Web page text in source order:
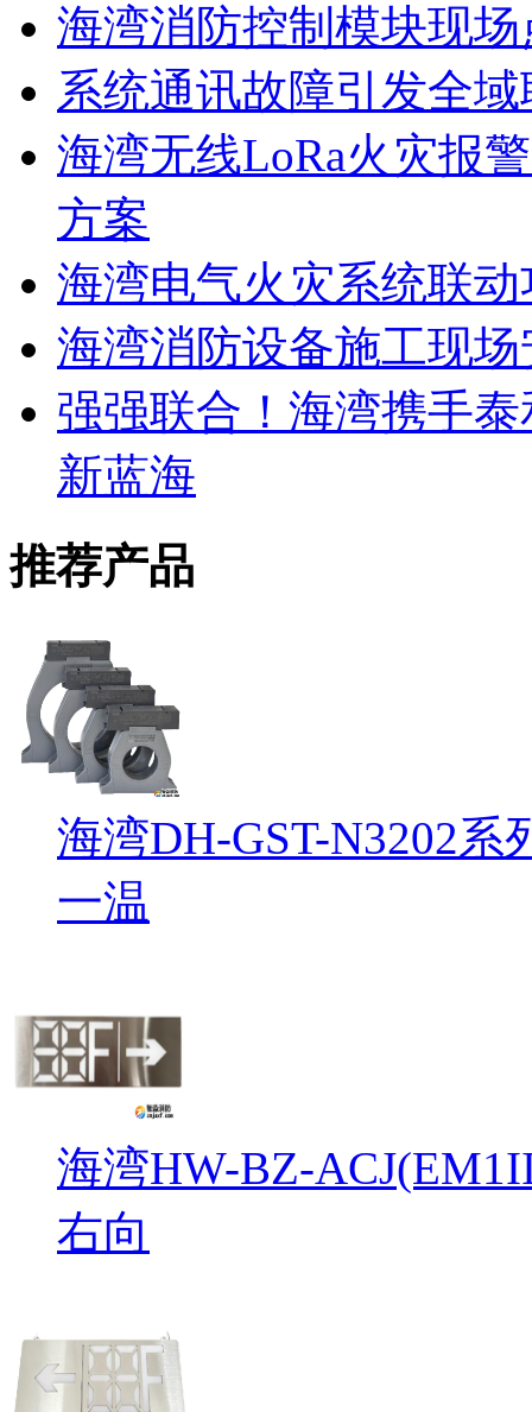
海湾消防控制模块现
系统通讯故障引发全
海湾无线LoRa火灾报
方案
海湾电气火灾系统联
海湾消防设备施工现
强强联合！海湾携手
新蓝海
推荐产品
海湾DH-GST-N3202
一温
海湾HW-BZ-
右向